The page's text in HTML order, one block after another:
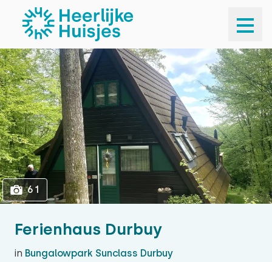
1
Ferienhaus Durbuy
in Bungalowpark Sunclass Durbuy
61